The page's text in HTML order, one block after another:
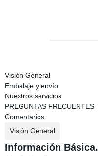
Visión General
Embalaje y envío
Nuestros servicios
PREGUNTAS FRECUENTES
Comentarios
Visión General
Información Básica.